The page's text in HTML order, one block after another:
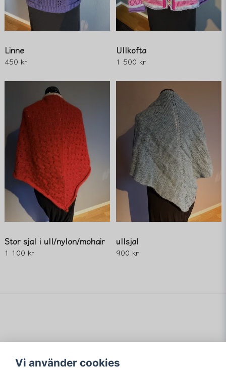
Linne
450 kr
Ullkofta
1 500 kr
Stor sjal i ull/nylon/mohair
1 100 kr
ullsjal
900 kr
Vi använder cookies